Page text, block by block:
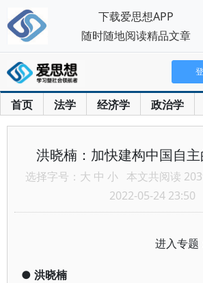
首页 法学 经济学 政治学
洪晓楠：加快建构中国自
选择字号： 大 中 小 本文共阅读
2022-05-24 23:50
进入专题
● 洪晓楠
下载爱思想APP
随时随地阅读精品文章